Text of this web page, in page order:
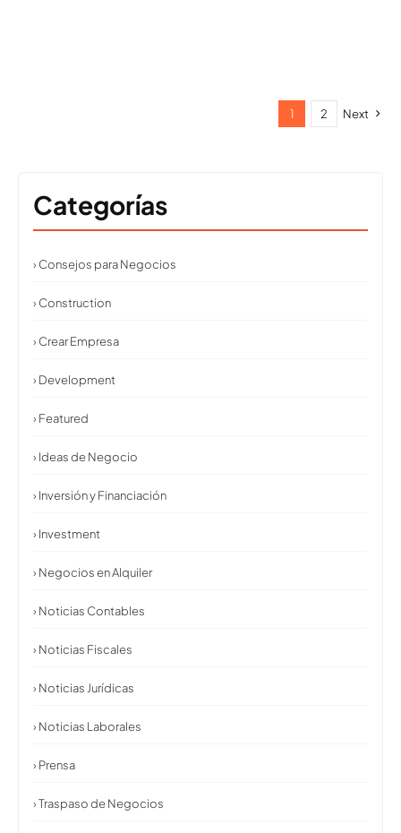
1 2 Next
Categorías
› Consejos para Negocios
› Construction
› Crear Empresa
› Development
› Featured
› Ideas de Negocio
› Inversión y Financiación
› Investment
› Negocios en Alquiler
› Noticias Contables
› Noticias Fiscales
› Noticias Jurídicas
› Noticias Laborales
› Prensa
› Traspaso de Negocios